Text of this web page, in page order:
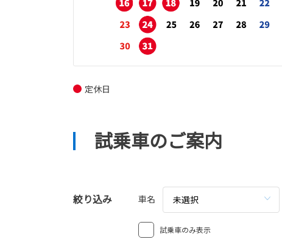
定休日
試乗車のご案内
絞り込み 車名 未選択
試乗車のみ表示